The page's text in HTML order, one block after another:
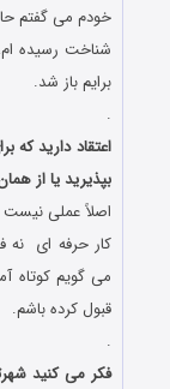
خودم می گفتم
شناخت رسیده
برایم باز شد.
.
اعتقاد دارید
بپذیرید یا از
اصلاً عملی
کار حرفه ای نه
می گویم کوتاه
قبول کرده باشم.
.
فکر می کنید